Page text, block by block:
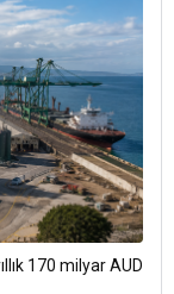
170 milyar AUD